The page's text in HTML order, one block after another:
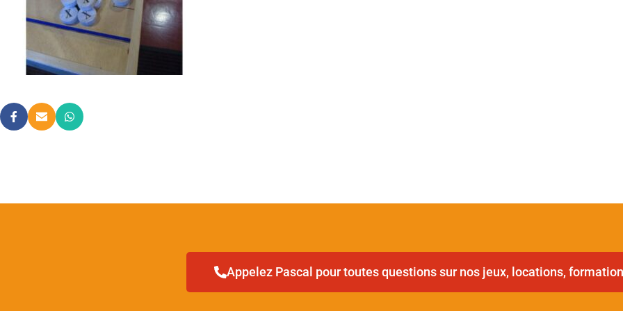
Appelez Pascal pour toutes questions sur nos jeux, locations,